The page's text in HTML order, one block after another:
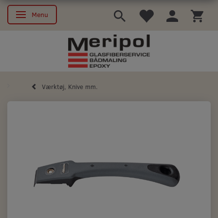
Skifte navigation
Menu
Værktøj, Knive mm.